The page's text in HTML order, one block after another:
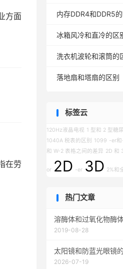
方面
在劳
内存DDR4和DDR5
冰箱风冷和直冷的区
洗衣机波轮和滚筒的
落地扇和塔扇的区别
标签云
120Hz液晶电视 1 型和 2 型糖
1040A 税表的区别
1099 -er和
和 W-2 表格之间的差异 2D 和
or 2D -er 3D 2%和
热门文章
溶酶体和过氧化物酶
2019-08-28
太阳镜和防蓝光眼镜
2026-07-19